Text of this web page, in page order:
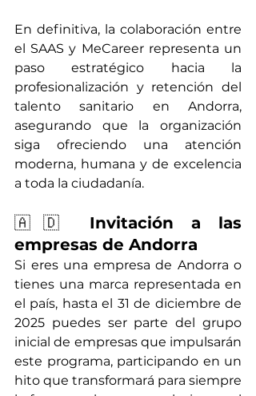
En definitiva, la colaboración entre
el SAAS y MeCareer representa un
paso estratégico hacia la
profesionalización y retención del
talento sanitario en Andorra,
asegurando que la organización
siga ofreciendo una atención
moderna, humana y de excelencia
a toda la ciudadanía.
🇦🇩 Invitación a las
empresas de Andorra
Si eres una empresa de Andorra o
tienes una marca representada en
el país, hasta el 31 de diciembre de
2025 puedes ser parte del grupo
inicial de empresas que impulsarán
este programa, participando en un
hito que transformará para siempre